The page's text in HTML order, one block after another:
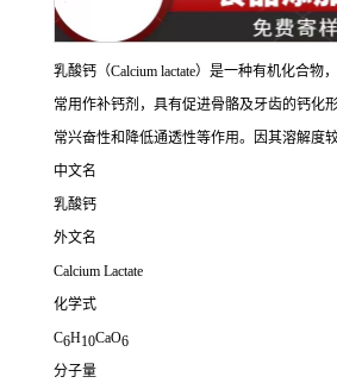
乳酸钙（Calcium lactate）是一种有机化合物
常用作补钙剂，具有促进骨骼及牙齿的钙化
常兴奋性和降低通透性等作用。因其溶解度
中文名
乳酸钙
外文名
Calcium Lactate
化学式
C6H10CaO6
分子量